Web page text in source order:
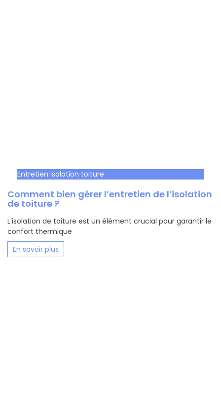
Entretien Isolation toiture
Comment bien gérer l’entretien de l’isolation
de toiture ?
L’isolation de toiture est un élément crucial pour garantir le
confort thermique
En savoir plus